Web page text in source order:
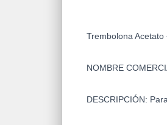
Trembolona Acetato
NOMBRE
DESCRIPCIÓN: